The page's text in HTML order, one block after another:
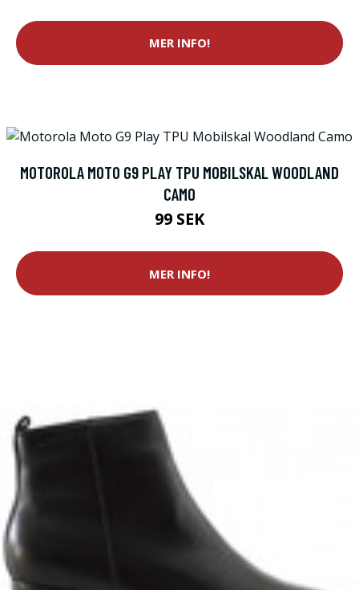
MER INFO!
MOTOROLA MOTO G9 PLAY TPU MOBILSKAL WOODLAND
CAMO
99 SEK
MER INFO!